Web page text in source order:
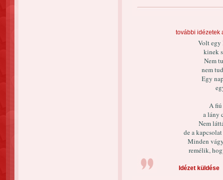
további idézetek
Volt egy
kinek
Nem
nem
Egy
A
a lány
Nem
de a
Minden
remélik,
Idézet küldése